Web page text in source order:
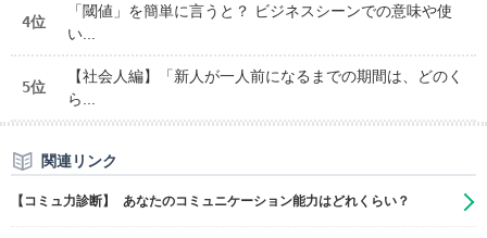
4位
「閾値」を簡単に言うと？ ビジネスシーンでの意味や使
い...
5位
【社会人編】「新人が一人前になるまでの期間は、どのく
ら...
関連リンク
【コミュ力診断】 あなたのコミュニケーション能力はどれくらい？